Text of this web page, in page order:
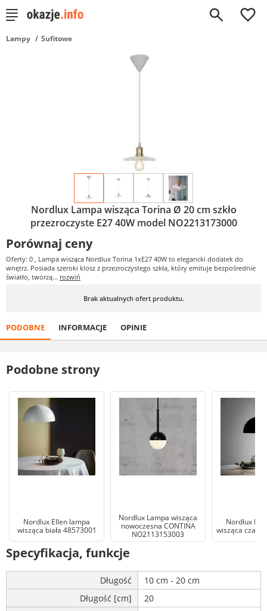
0
Lampy Sufitowe
Nordlux Lampa wisząca Torina Ø 20 cm szkło
przezroczyste E27 40W model NO2213173000
Porównaj ceny
Oferty: 0 , Lampa wisząca Nordlux Torina 1xE27 40W to elegancki dodatek do
wnętrz. Posiada szeroki klosz z przezroczystego szkła, który emituje bezpośrednie
światło, tworzą... rozwiń
Brak aktualnych ofert produktu.
PODOBNE INFORMACJE OPINIE
Podobne strony
Nordlux Ellen lampa
wisząca biała 48573001
Nordlux Lampa wisząca
nowoczesna CONTINA
NO2113153003
Nordlux
wisząca
Specyfikacja, funkcje
Długość
10 cm - 20 cm
Długość [cm]
20